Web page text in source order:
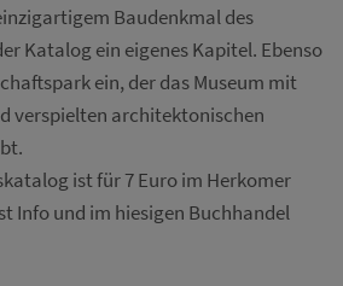
Baudenkmal des
Katalog ein eigenes Kapitel. Ebenso
ein, der das Museum mit
verspielten architektonischen
ist für 7 Euro im Herkomer
Info und im hiesigen Buchhandel